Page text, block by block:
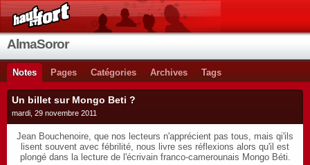
AlmaSoror
Notes Pages Catégories Archives Tags
Un billet sur Mongo Beti ?
mardi, 29 novembre 2011
Jean Bouchenoire, que nos lecteurs n'apprécient pas tous, mais qi'ils
lisent souvent avec fébrilité, nous livre ses réflexions alors qu'il est
plongé dans la lecture de l'écrivain franco-camerounais Mongo Béti.